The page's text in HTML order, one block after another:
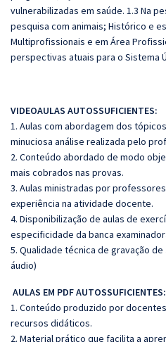
vulnerabilizadas em saúde. 1.3 Na
pesquisa com animais; Histórico e
Multiprofissionais e em Área
perspectivas atuais para o Sistema
VIDEOAULAS AUTOSSUFICIENTES:
1. Aulas com abordagem dos
minuciosa análise realizada pelo
2. Conteúdo abordado de modo
mais cobrados nas provas.
3. Aulas ministradas por
experiência na atividade docente.
4. Disponibilização de aulas de
especificidade da banca
5. Qualidade técnica de gravação
áudio)
AULAS EM PDF AUTOSSUFICIENTES:
1. Conteúdo produzido por
recursos didáticos.
2. Material prático que facilita a